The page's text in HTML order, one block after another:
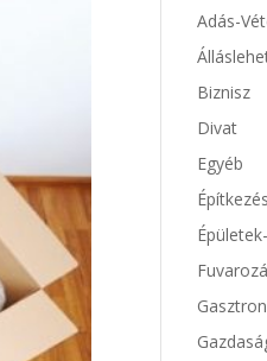
Adás-
Biznisz
Divat
Egyéb